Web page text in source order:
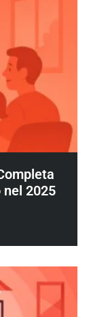
2025